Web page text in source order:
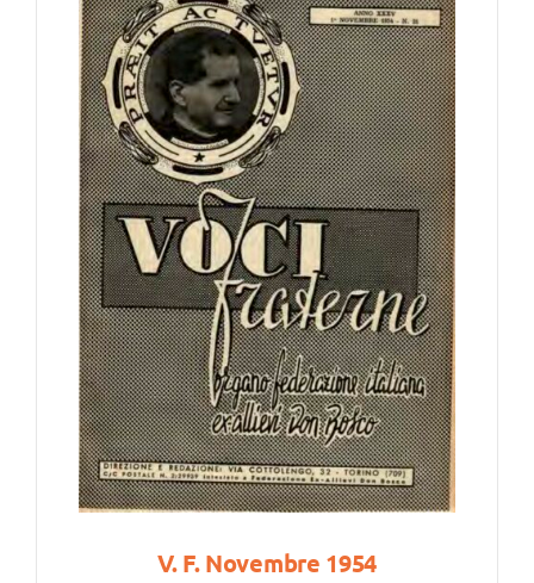
V. F. Novembre 1954